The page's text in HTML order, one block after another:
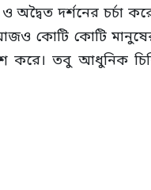
দর্শনের চর্চা
কোটি কোটি
করে। তবু আধুনিক